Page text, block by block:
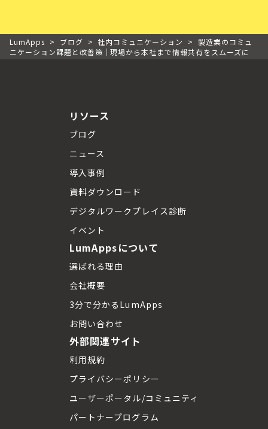
LumApps > ブログ > 社内コミュニケーション > 製造業のコミュ
ニケーション課題と改善策｜現場から本社まで情報共有をスムーズに
リソース
ブログ
ニュース
導入事例
資料ダウンロード
デジタルワークプレイス診断
イベント
LumAppsについて
選ばれる理由
会社概要
3分で分かるLumApps
お問い合わせ
外部関連サイト
利用規約
プライバシーポリシー
ユーザーポータル/コミュニティ
パートナープログラム